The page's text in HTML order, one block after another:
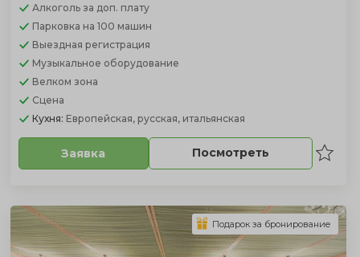
Алкоголь за доп. плату
Парковка на 100 машин
Выездная регистрация
Музыкальное оборудование
Велком зона
Сцена
Кухня: Европейская, русская, итальянская
Заявка Посмотреть
Подарок за бронирование